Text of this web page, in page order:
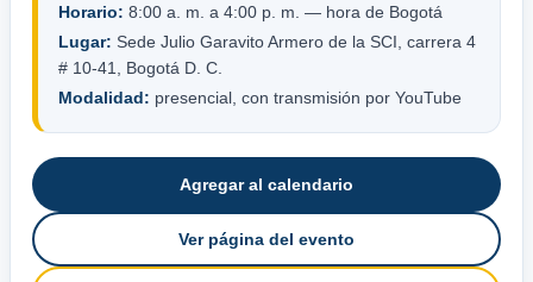
Horario: 8:00 a. m. a 4:00 p. m. — hora de Bogotá
Lugar: Sede Julio Garavito Armero de la SCI, carrera 4
# 10-41, Bogotá D. C.
Modalidad: presencial, con transmisión por YouTube
Agregar al calendario
Ver página del evento